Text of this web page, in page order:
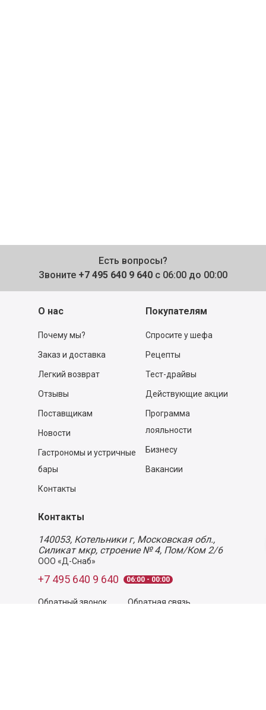
Есть вопросы?
Звоните +7 495 640 9 640 с 06:00 до 00:00
О нас
Почему мы?
Заказ и доставка
Легкий возврат
Отзывы
Поставщикам
Новости
Гастрономы и устричные
бары
Контакты
Покупателям
Спросите у шефа
Рецепты
Тест-драйвы
Действующие акции
Программа
лояльности
Бизнесу
Вакансии
Контакты
140053, Котельники г, Московская обл.,
Силикат мкр, строение № 4, Пом/Ком 2/6
ООО «Д-Снаб»
+7 495 640 9 640 06:00 - 00:00
Обратный звонок Обратная связь